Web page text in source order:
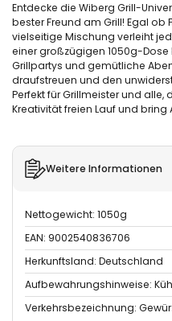
Entdecke die Wiberg Grill-
bester Freund am Grill! Egal ob
vielseitige Mischung verleiht
einer großzügigen 1050g-
Grillpartys und gemütliche
draufstreuen und den
Perfekt für Grillmeister und alle,
Kreativität freien Lauf und
Weitere Informationen
Nettogewicht: 1050g
EAN: 9002540836706
Herkunftsland: Deutschland
Aufbewahrungshinweise:
Verkehrsbezeichnung: